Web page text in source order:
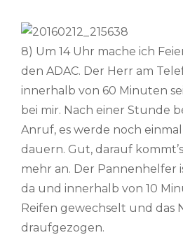
8) Um 14 Uhr mache ich
den ADAC. Der Herr am
innerhalb von 60 Minuten sei
bei mir. Nach einer Stunde
Anruf, es werde noch
dauern. Gut, darauf
mehr an. Der Pannenhelfer
da und innerhalb von 10
Reifen gewechselt und das
draufgezogen.